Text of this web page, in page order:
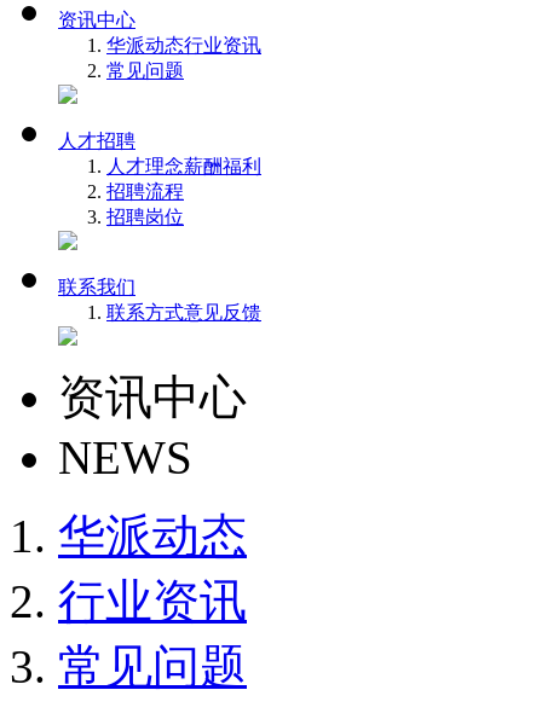
资讯中心
华派动态行业资讯
常见问题
人才招聘
人才理念薪酬福利
招聘流程
招聘岗位
联系我们
联系方式意见反馈
资讯中心
NEWS
华派动态
行业资讯
常见问题